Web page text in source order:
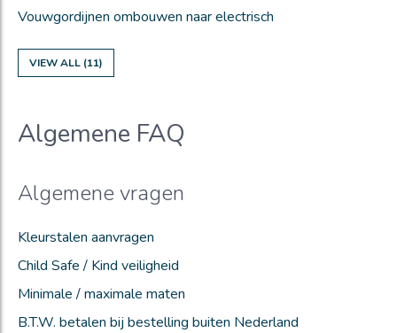
Vouwgordijnen ombouwen naar electrisch
VIEW ALL (11)
Algemene FAQ
Algemene vragen
Kleurstalen aanvragen
Child Safe / Kind veiligheid
Minimale / maximale maten
B.T.W. betalen bij bestelling buiten Nederland